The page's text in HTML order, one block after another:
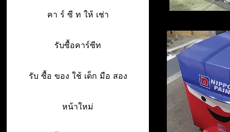
คา ร์ ซี ท ให้ เช่า
รับซื้อคาร์ซีท
รับ ซื้อ ของ ใช้ เด็ก มือ สอง
หน้าใหม่